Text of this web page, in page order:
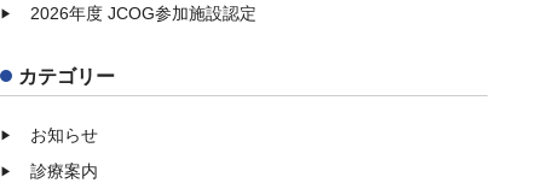
2026年度 JCOG参加施設認定
カテゴリー
お知らせ
診療案内